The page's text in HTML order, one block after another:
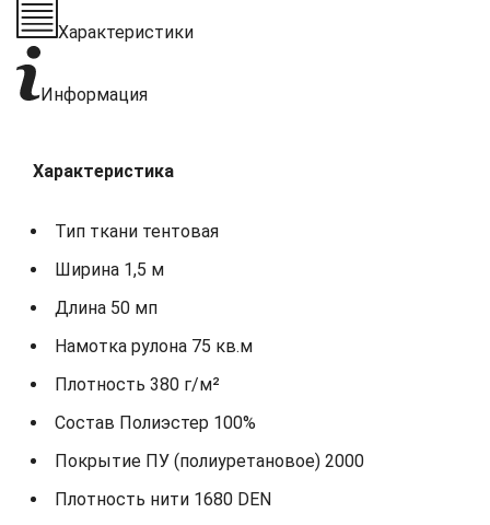
Характеристики
Информация
Характеристика
Тип ткани тентовая
Ширина 1,5 м
Длина 50 мп
Намотка рулона 75 кв.м
Плотность 380 г/м²
Состав Полиэстер 100%
Покрытие ПУ (полиуретановое) 2000
Плотность нити 1680 DEN